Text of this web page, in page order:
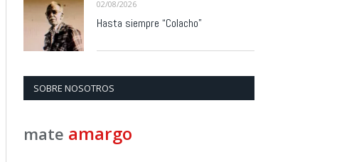
02/08/2026
Hasta siempre “Colacho”
SOBRE NOSOTROS
mate amargo